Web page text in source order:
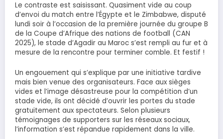
Le contraste est saisissant. Quasiment vide au coup
d’envoi du match entre l’Égypte et le Zimbabwe, disputé
lundi soir à l’occasion de la première journée du groupe B
de la Coupe d’Afrique des nations de football (CAN
2025), le stade d’Agadir au Maroc s’est rempli au fur et à
mesure de la rencontre pour terminer comble. Et festif !
Un engouement qui s’explique par une initiative tardive
mais bien venue des organisateurs. Face aux sièges
vides et l’image désastreuse pour la compétition d’un
stade vide, ils ont décidé d’ouvrir les portes du stade
gratuitement aux spectateurs. Selon plusieurs
témoignages de supporters sur les réseaux sociaux,
l’information s’est répandue rapidement dans la ville.